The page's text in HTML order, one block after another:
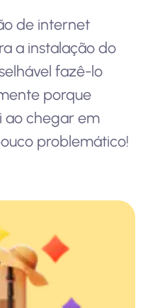
de internet
a instalação do
fazê-lo
porque
ao chegar em
problemático!